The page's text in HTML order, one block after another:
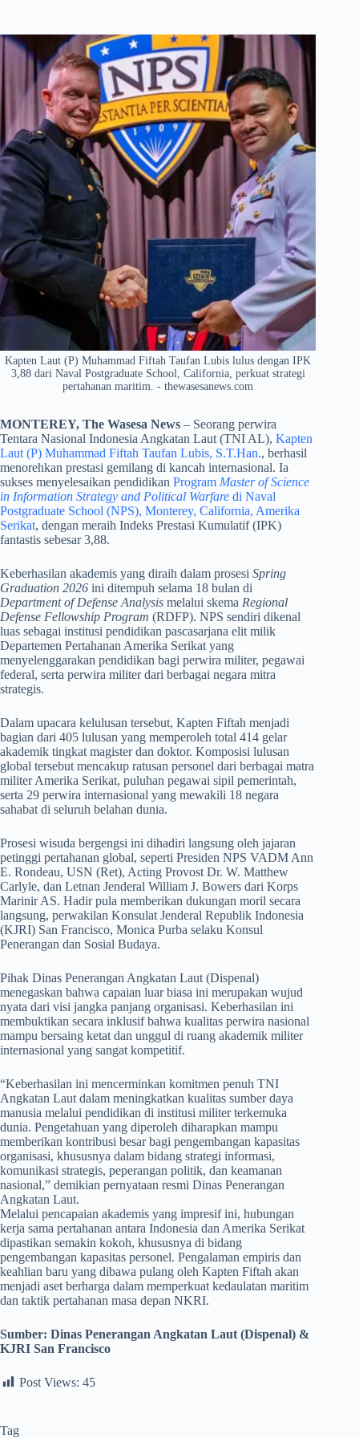
Kapten Laut (P) Muhammad Fiftah Taufan Lubis lulus dengan IPK
3,88 dari Naval Postgraduate School, California, perkuat strategi
pertahanan maritim. - thewasesanews.com
MONTEREY, The Wasesa News – Seorang perwira
Tentara Nasional Indonesia Angkatan Laut (TNI AL), Kapten
Laut (P) Muhammad Fiftah Taufan Lubis, S.T.Han., berhasil
menorehkan prestasi gemilang di kancah internasional. Ia
sukses menyelesaikan pendidikan Program Master of Science
in Information Strategy and Political Warfare di Naval
Postgraduate School (NPS), Monterey, California, Amerika
Serikat, dengan meraih Indeks Prestasi Kumulatif (IPK)
fantastis sebesar 3,88.
​Keberhasilan akademis yang diraih dalam prosesi Spring
Graduation 2026 ini ditempuh selama 18 bulan di
Department of Defense Analysis melalui skema Regional
Defense Fellowship Program (RDFP). NPS sendiri dikenal
luas sebagai institusi pendidikan pascasarjana elit milik
Departemen Pertahanan Amerika Serikat yang
menyelenggarakan pendidikan bagi perwira militer, pegawai
federal, serta perwira militer dari berbagai negara mitra
strategis.
​Dalam upacara kelulusan tersebut, Kapten Fiftah menjadi
bagian dari 405 lulusan yang memperoleh total 414 gelar
akademik tingkat magister dan doktor. Komposisi lulusan
global tersebut mencakup ratusan personel dari berbagai matra
militer Amerika Serikat, puluhan pegawai sipil pemerintah,
serta 29 perwira internasional yang mewakili 18 negara
sahabat di seluruh belahan dunia.
​Prosesi wisuda bergengsi ini dihadiri langsung oleh jajaran
petinggi pertahanan global, seperti Presiden NPS VADM Ann
E. Rondeau, USN (Ret), Acting Provost Dr. W. Matthew
Carlyle, dan Letnan Jenderal William J. Bowers dari Korps
Marinir AS. Hadir pula memberikan dukungan moril secara
langsung, perwakilan Konsulat Jenderal Republik Indonesia
(KJRI) San Francisco, Monica Purba selaku Konsul
Penerangan dan Sosial Budaya.
​Pihak Dinas Penerangan Angkatan Laut (Dispenal)
menegaskan bahwa capaian luar biasa ini merupakan wujud
nyata dari visi jangka panjang organisasi. Keberhasilan ini
membuktikan secara inklusif bahwa kualitas perwira nasional
mampu bersaing ketat dan unggul di ruang akademik militer
internasional yang sangat kompetitif.
​“Keberhasilan ini mencerminkan komitmen penuh TNI
Angkatan Laut dalam meningkatkan kualitas sumber daya
manusia melalui pendidikan di institusi militer terkemuka
dunia. Pengetahuan yang diperoleh diharapkan mampu
memberikan kontribusi besar bagi pengembangan kapasitas
organisasi, khususnya dalam bidang strategi informasi,
komunikasi strategis, peperangan politik, dan keamanan
nasional,” demikian pernyataan resmi Dinas Penerangan
Angkatan Laut.
Melalui pencapaian akademis yang impresif ini, hubungan
kerja sama pertahanan antara Indonesia dan Amerika Serikat
dipastikan semakin kokoh, khususnya di bidang
pengembangan kapasitas personel. Pengalaman empiris dan
keahlian baru yang dibawa pulang oleh Kapten Fiftah akan
menjadi aset berharga dalam memperkuat kedaulatan maritim
dan taktik pertahanan masa depan NKRI.
Sumber: Dinas Penerangan Angkatan Laut (Dispenal) &
KJRI San Francisco
Post Views: 45
Tag